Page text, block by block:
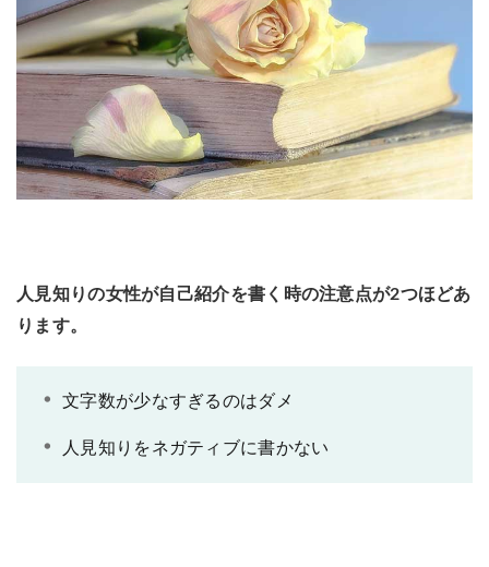
人見知りの女性が自己紹介を書く時の注意点が2つほどあ
ります。
文字数が少なすぎるのはダメ
人見知りをネガティブに書かない